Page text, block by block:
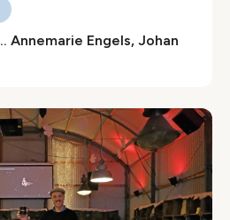
Engels, Johan